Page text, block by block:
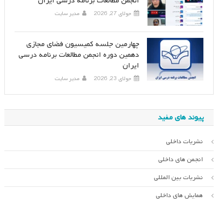
جولای 27, 2026 مدیر سایت
چهارمین جلسه کمیسیون فضای مجازی
دهمین دوره انجمن مطالعات برنامه درسی
ایران
جولای 23, 2026 مدیر سایت
پیوند های مفید
نشریات داخلی
انجمن های داخلی
نشریات بین المللی
همایش های داخلی